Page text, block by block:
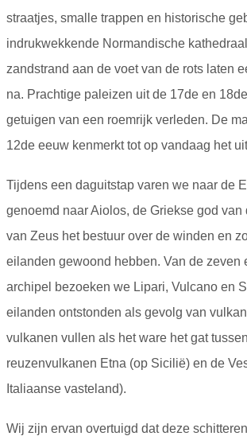
straatjes, smalle trappen en historische
indrukwekkende Normandische
zandstrand aan de voet van de rots laten
na. Prachtige paleizen uit de 17de en
getuigen van een roemrijk verleden. De
12de eeuw kenmerkt tot op vandaag het
Tijdens een daguitstap varen we naar de
genoemd naar Aiolos, de Griekse god van
van Zeus het bestuur over de winden en
eilanden gewoond hebben. Van de zeven
archipel bezoeken we Lipari, Vulcano en
eilanden ontstonden als gevolg van
vulkanen vullen als het ware het gat
reuzenvulkanen Etna (op Sicilië) en de
Italiaanse vasteland).
Wij zijn ervan overtuigd dat deze